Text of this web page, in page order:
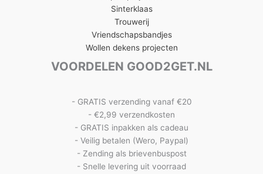
Sinterklaas
Trouwerij
Vriendschapsbandjes
Wollen dekens projecten
VOORDELEN GOOD2GET.NL
- GRATIS verzending vanaf €20
- €2,99 verzendkosten
- GRATIS inpakken als cadeau
- Veilig betalen (Wero, Paypal)
- Zending als brievenbuspost
- Snelle levering uit voorraad